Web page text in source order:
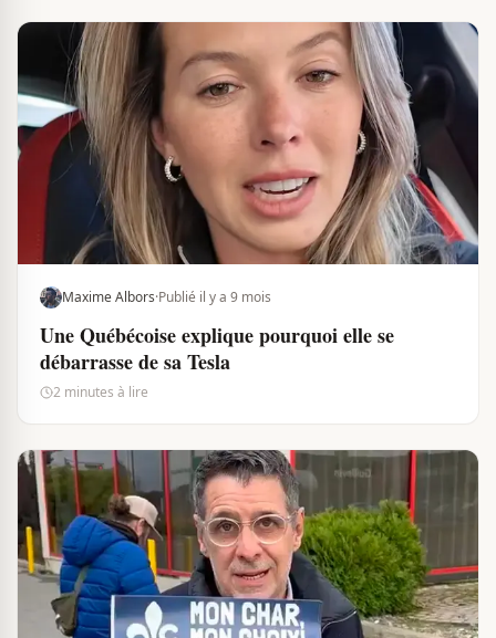
Maxime Albors·Publié il y a 9 mois
Une Québécoise explique pourquoi elle se
débarrasse de sa Tesla
2 minutes à lire